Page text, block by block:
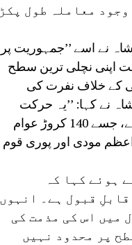
معاملہ طول پکڑ
نے اسے ’’جمہوریت پر
اپنی نچلی ترین سطح
کے خلاف نفرت کی
نے کہا: ’’یہ حرکت
صرف مودی جی اور ان کی والدہ کی نہیں بلکہ ہر ماں اور بیٹے کی توہین ہے، جسے 140 کروڑ عوام
مودی اور پوری قوم
ہوئے کہا کہ
قبول ہے۔ انہوں
میں اس کی مذمت کی
پر محدود نہیں